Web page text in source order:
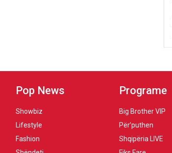
Pop News
Showbiz
Lifestyle
Fashion
Programe
Big Brother VIP
Për’puthen
Shqipëria LIVE